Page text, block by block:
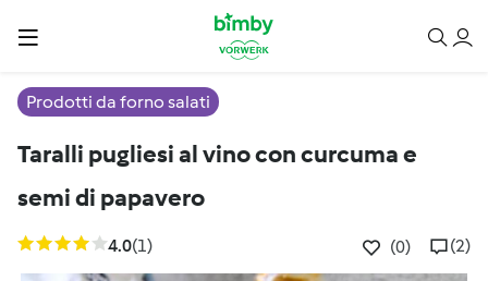
Prodotti da forno salati
Taralli pugliesi al vino con curcuma e
semi di papavero
4.0(1) (0) (2)